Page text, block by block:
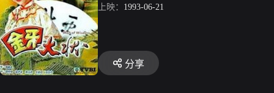
上映： 1993-06-21
分享